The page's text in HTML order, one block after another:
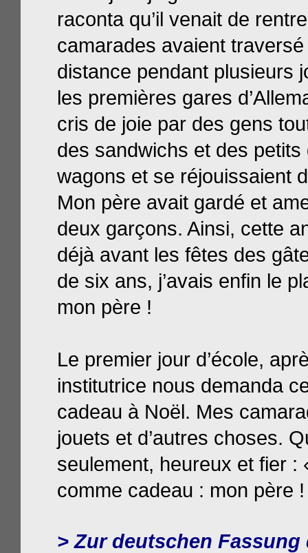
raconta qu’il venait de
camarades avaient
distance pendant plusieurs
les premières gares
cris de joie par des gens
des sandwichs et des
wagons et se réjouissaient
Mon père avait gardé et
deux garçons. Ainsi, cette
déjà avant les fêtes des
de six ans, j’avais enfin le
mon père !
Le premier jour d’école,
institutrice nous demanda
cadeau à Noël. Mes
jouets et d’autres choses.
seulement, heureux et fier :
comme cadeau : mon père
> Zur deutschen Fassung